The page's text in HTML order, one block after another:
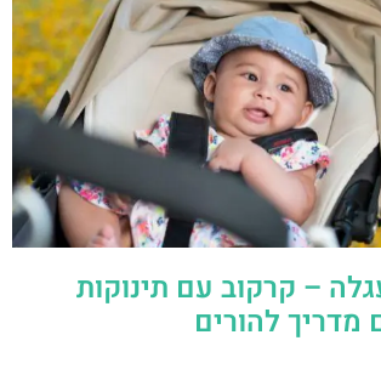
– קרקוב עם תינוקות
מדריך להורים